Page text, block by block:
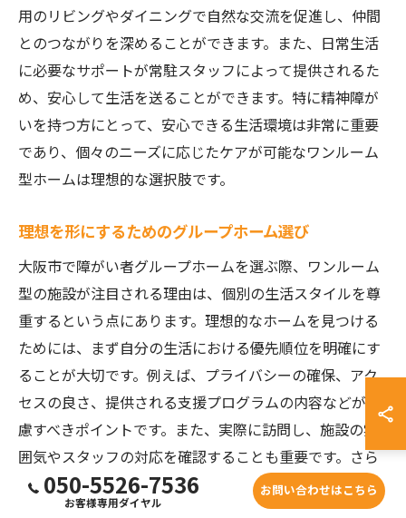
用のリビングやダイニングで自然な交流を促進し、仲間
とのつながりを深めることができます。また、日常生活
に必要なサポートが常駐スタッフによって提供されるた
め、安心して生活を送ることができます。特に精神障が
いを持つ方にとって、安心できる生活環境は非常に重要
であり、個々のニーズに応じたケアが可能なワンルーム
型ホームは理想的な選択肢です。
理想を形にするためのグループホーム選び
大阪市で障がい者グループホームを選ぶ際、ワンルーム
型の施設が注目される理由は、個別の生活スタイルを尊
重するという点にあります。理想的なホームを見つける
ためには、まず自分の生活における優先順位を明確にす
ることが大切です。例えば、プライバシーの確保、アク
セスの良さ、提供される支援プログラムの内容などが考
慮すべきポイントです。また、実際に訪問し、施設の雰
囲気やスタッフの対応を確認することも重要です。さら
に、入居者の声や体験談を参考にすることで、より具体
的なイメージを持つことができます。このように、自分
050-5526-7536
お客様専用ダイヤル
お問い合わせはこちら